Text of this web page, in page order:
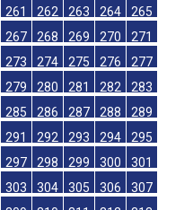
261 262 263 264
265
267 268 269 270
271
273 274 275 276
277
279 280 281 282
283
285 286 287 288
289
291 292 293 294
295
297 298 299 300
301
303 304 305 306
307